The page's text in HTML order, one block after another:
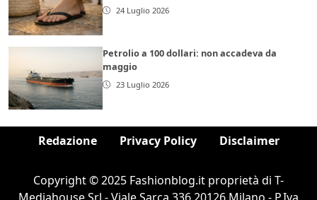
24 Luglio 2026
Petrolio a 100 dollari: non accadeva da
maggio
23 Luglio 2026
Redazione Privacy Policy Disclaimer
Copyright © 2025 Fashionblog.it proprietà di T-